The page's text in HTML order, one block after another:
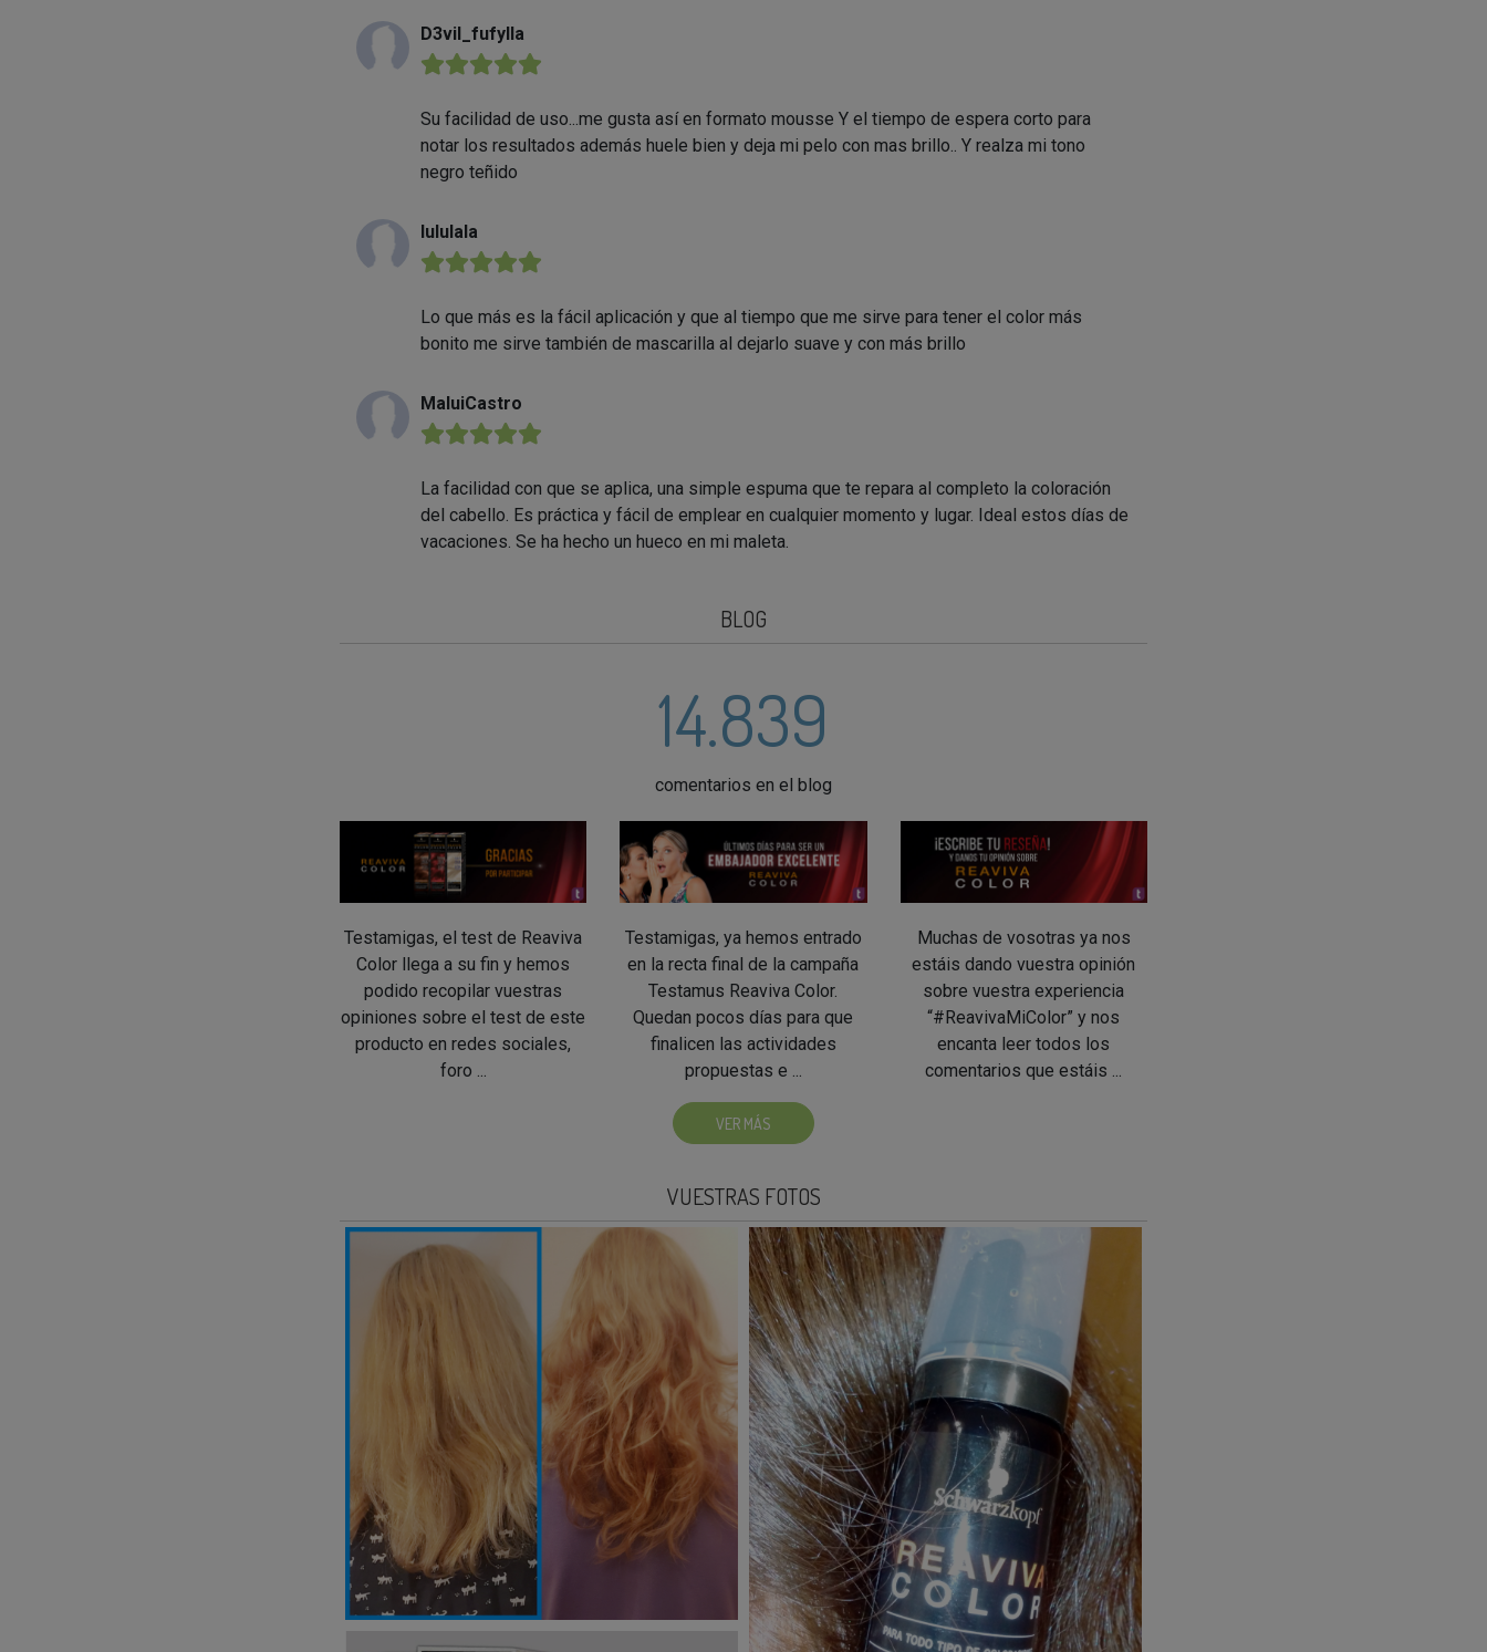
D3vil_fufylla
★★★★★
Su facilidad de uso...me gusta así en formato mousse Y el tiempo de espera corto para
notar los resultados además huele bien y deja mi pelo con mas brillo.. Y realza mi tono
negro teñido
lululala
★★★★★
Lo que más es la fácil aplicación y que al tiempo que me sirve para tener el color más
bonito me sirve también de mascarilla al dejarlo suave y con más brillo
MaluiCastro
★★★★★
La facilidad con que se aplica, una simple espuma que te repara al completo la coloración
del cabello. Es práctica y fácil de emplear en cualquier momento y lugar. Ideal estos días de
vacaciones. Se ha hecho un hueco en mi maleta.
BLOG
14.839
comentarios en el blog
Testamigas, el test de Reaviva
Color llega a su fin y hemos
podido recopilar vuestras
opiniones sobre el test de este
producto en redes sociales,
foro ...
Testamigas, ya hemos entrado
en la recta final de la campaña
Testamus Reaviva Color.
Quedan pocos días para que
finalicen las actividades
propuestas e ...
Muchas de vosotras ya nos
estáis dando vuestra opinión
sobre vuestra experiencia
“#ReavivaMiColor” y nos
encanta leer todos los
comentarios que estáis ...
VER MÁS
VUESTRAS FOTOS